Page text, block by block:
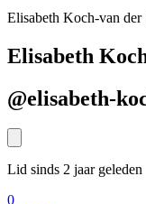
Elisabeth Koch-van der
Elisabeth
@elisabeth-
Lid sinds 2 jaar geleden
0